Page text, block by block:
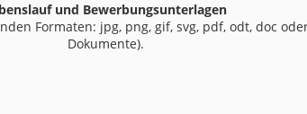
und Bewerbungsunterlagen
Formaten: jpg, png, gif, svg, pdf, odt, doc
Dokumente).